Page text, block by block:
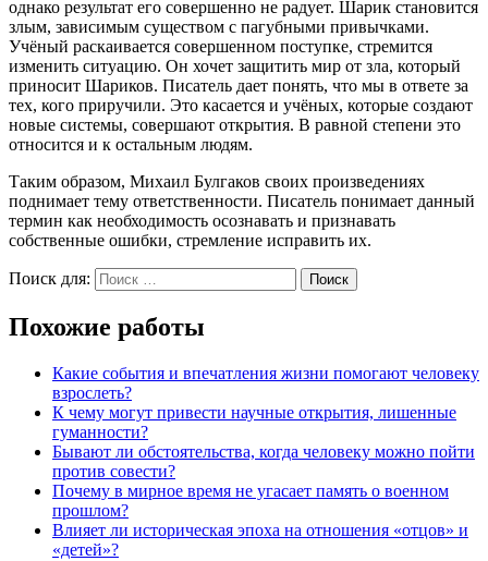
однако результат его совершенно не радует. Шарик становится
злым, зависимым существом с пагубными привычками.
Учёный раскаивается совершенном поступке, стремится
изменить ситуацию. Он хочет защитить мир от зла, который
приносит Шариков. Писатель дает понять, что мы в ответе за
тех, кого приручили. Это касается и учёных, которые создают
новые системы, совершают открытия. В равной степени это
относится и к остальным людям.
Таким образом, Михаил Булгаков своих произведениях
поднимает тему ответственности. Писатель понимает данный
термин как необходимость осознавать и признавать
собственные ошибки, стремление исправить их.
Поиск для: Поиск
Похожие работы
Какие события и впечатления жизни помогают человеку
взрослеть?
К чему могут привести научные открытия, лишенные
гуманности?
Бывают ли обстоятельства, когда человеку можно пойти
против совести?
Почему в мирное время не угасает память о военном
прошлом?
Влияет ли историческая эпоха на отношения «отцов» и
«детей»?